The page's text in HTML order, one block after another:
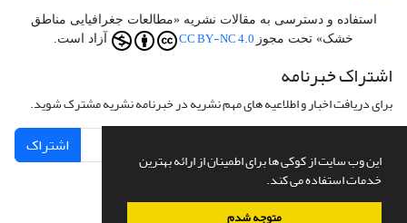
این وب سایت از کوکی ها برای اطمینان از ارائه بهترین
خدمات استفاده می کند.
متوجه شدم
استفاده و دسترسی به مقالات نشریه «مطالعات جغرافیایی مناطق
خشک» تحت مجوز CC BY-NC 4.0 آزاد است.
اشتراک خبرنامه
برای دریافت اخبار و اطلاعیه های مهم نشریه در خبرنامه نشریه مشترک شوید.
اشتراک